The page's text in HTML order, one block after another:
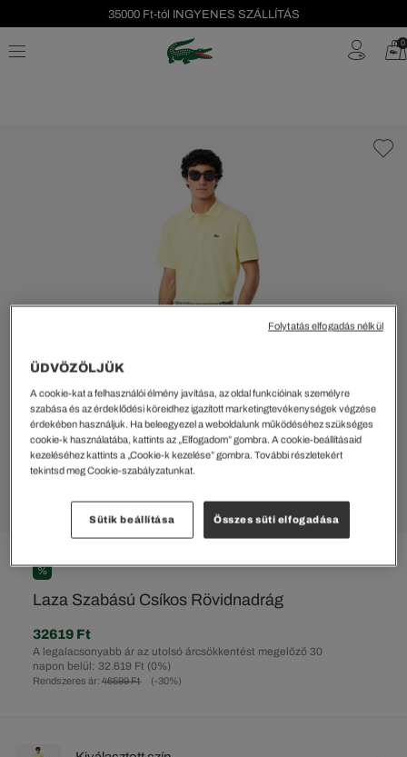
35000 Ft-tól INGYENES SZÁLLÍTÁS
Szezonális leárazás akár -40%! 0
%
Laza Szabású Csíkos Rövidnadrág
Rendszeres ár: 46599 Ft (-30%)
A legalacsonyabb ár az utolsó árcsökkentést megelőző 30
napon belül: 32.619 Ft (0%)
32619 Ft
ÜDVÖZÖLJÜK
A cookie-kat a felhasználói élmény javítása, az oldal funkcióinak személyre
szabása és az érdeklődési köreidhez igazított marketingtevékenységek végzése
érdekében használjuk. Ha beleegyezel a weboldalunk működéséhez szükséges
cookie-k használatába, kattints az „Elfogadom” gombra. A cookie-beállításaid
kezeléséhez kattints a „Cookie-k kezelése” gombra. További részletekért
tekintsd meg Cookie-szabályzatunkat.
Sütik beállítása Összes süti elfogadása
Folytatás elfogadás nélkül